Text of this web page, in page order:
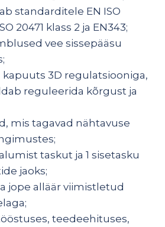
standarditele EN ISO
20471 klass 2 ja EN343;
vee sissepääsu
3D regulatsiooniga,
reguleerida kõrgust ja
mis tagavad nähtavuse
taskut ja 1 sisetasku
jaoks;
jope alläär viimistletud
teedeehituses,